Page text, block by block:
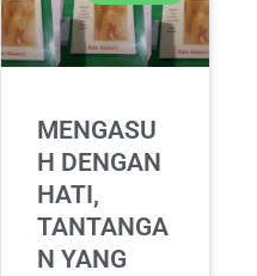
MENGASU
H DENGAN
HATI,
TANTANGA
N YANG